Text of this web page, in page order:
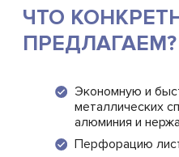
ЧТО
ПРЕДЛАГАЕМ?
Экономную и
металлических
алюминия и
Перфорацию